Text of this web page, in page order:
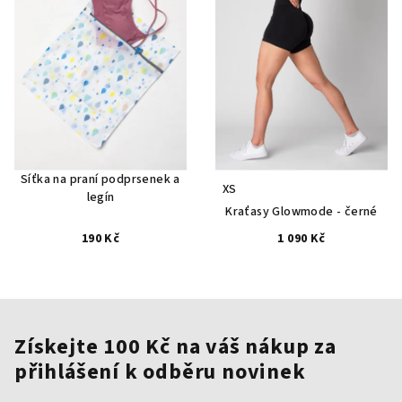
Síťka na praní podprsenek a
legín
190 Kč
XS
Kraťasy Glowmode - černé
1 090 Kč
Získejte 100 Kč na váš nákup za
přihlášení k odběru novinek